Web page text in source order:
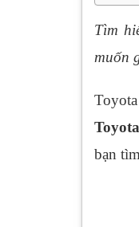
Tìm
muốn
Toyota
bạn